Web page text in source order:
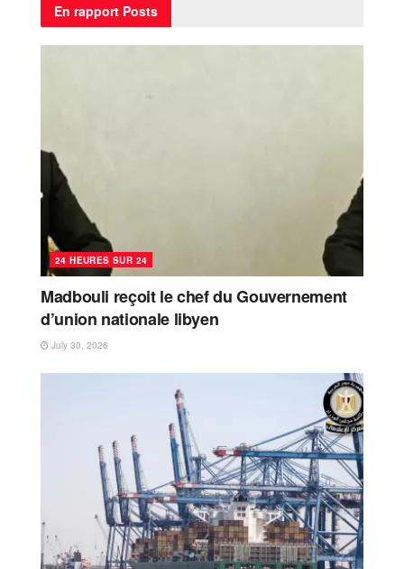
En rapport Posts
24 HEURES SUR 24
Madbouli reçoit le chef du Gouvernement
d’union nationale libyen
July 30, 2026